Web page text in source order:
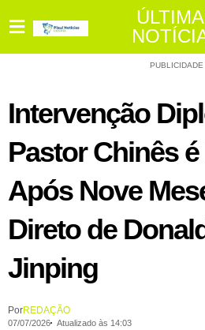
PUBLICIDADE
Intervenção
Pastor Chinês
Após Nove
Direto de
Jinping
PorREDAÇÃO
07/07/2026 Atualizado às 14:03